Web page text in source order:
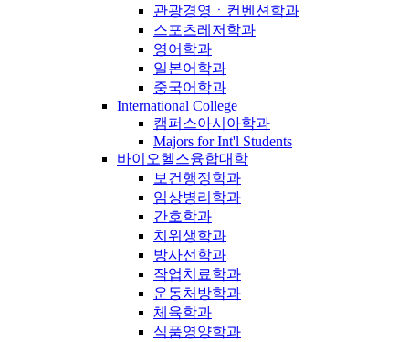
관광경영ㆍ컨벤션학과
스포츠레저학과
영어학과
일본어학과
중국어학과
International College
캠퍼스아시아학과
Majors for Int'l Students
바이오헬스융합대학
보건행정학과
임상병리학과
간호학과
치위생학과
방사선학과
작업치료학과
운동처방학과
체육학과
식품영양학과